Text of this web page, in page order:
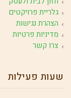
גלריית פרויקטים
הצהרת נגישות
מדיניות פרטיות
צרו קשר
שעות פעילות